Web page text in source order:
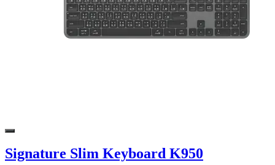
Signature Slim Keyboard K950